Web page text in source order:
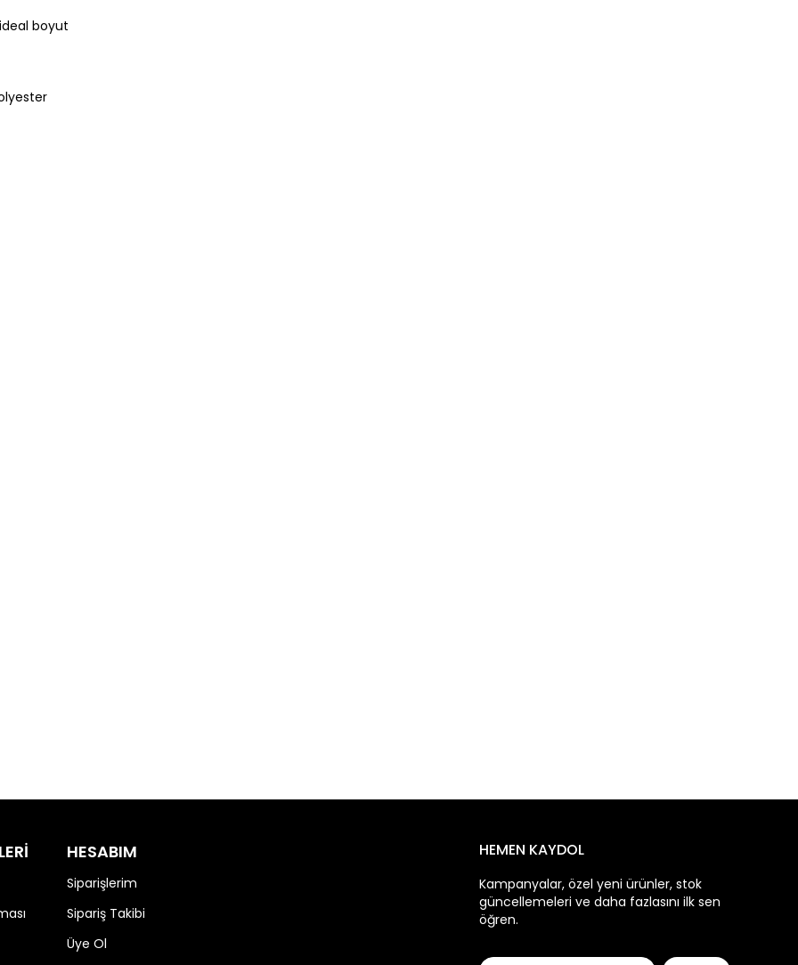
boyut
HESABIM
Siparişlerim
Sipariş Takibi
Üye Ol
HEMEN KAYDOL
Kampanyalar, özel yeni ürünler, stok
güncellemeleri ve daha fazlasını ilk sen
öğren.